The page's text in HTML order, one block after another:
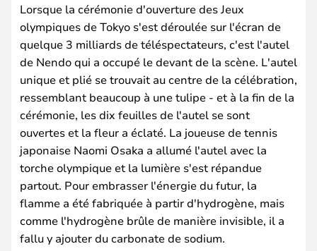
Lorsque la cérémonie d'ouverture des Jeux
olympiques de Tokyo s'est déroulée sur l'écran de
quelque 3 milliards de téléspectateurs, c'est l'autel
de Nendo qui a occupé le devant de la scène. L'autel
unique et plié se trouvait au centre de la célébration,
ressemblant beaucoup à une tulipe - et à la fin de la
cérémonie, les dix feuilles de l'autel se sont
ouvertes et la fleur a éclaté. La joueuse de tennis
japonaise Naomi Osaka a allumé l'autel avec la
torche olympique et la lumière s'est répandue
partout. Pour embrasser l'énergie du futur, la
flamme a été fabriquée à partir d'hydrogène, mais
comme l'hydrogène brûle de manière invisible, il a
fallu y ajouter du carbonate de sodium.